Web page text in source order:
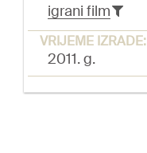
igrani film
VRIJEME IZRADE:
2011. g.